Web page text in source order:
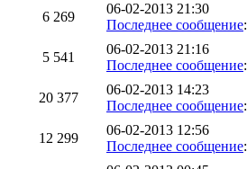
6 269
06-02-2013 21:30
Последнее сообщение:
5 541
06-02-2013 21:16
Последнее сообщение:
20 377
06-02-2013 14:23
Последнее сообщение:
12 299
06-02-2013 12:56
Последнее сообщение: